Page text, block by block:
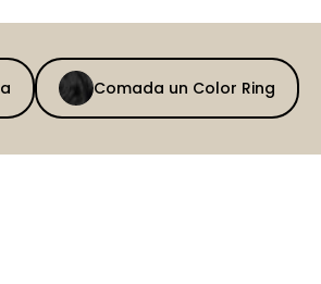
Comada un Color Ring